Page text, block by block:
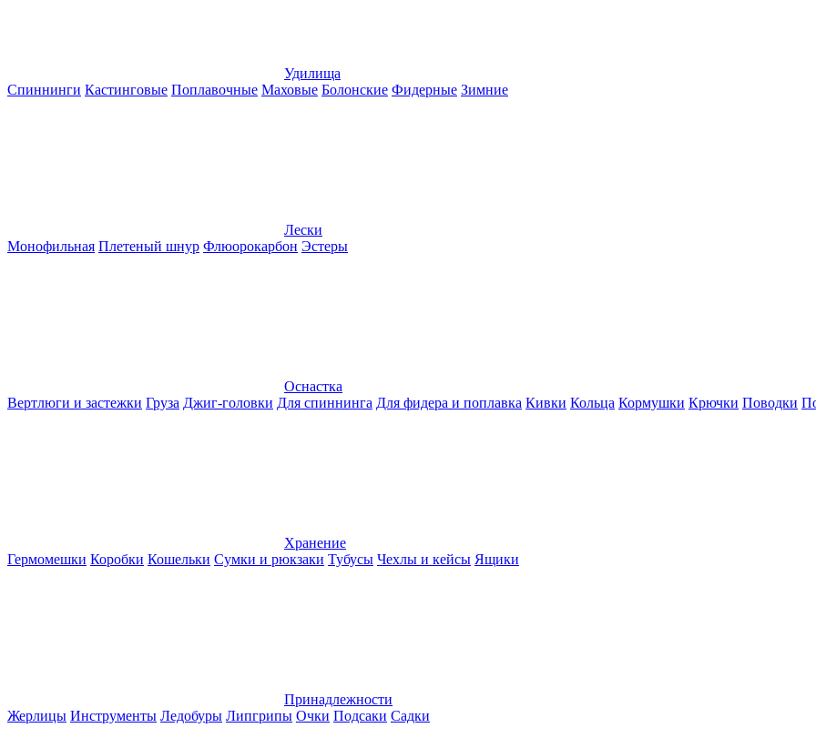
Удилища
Спиннинги Кастинговые Поплавочные Маховые Болонские Фидерные Зимние
Лески
Монофильная Плетеный шнур Флюорокарбон Эстеры
Оснастка
Вертлюги и застежки Груза Джиг-головки Для спиннинга Для фидера и поплавка Кивки Кольца Кормушки Крючки Поводки
Хранение
Гермомешки Коробки Кошельки Сумки и рюкзаки Тубусы Чехлы и кейсы Ящики
Принадлежности
Жерлицы Инструменты Ледобуры Липгрипы Очки Подсаки Садки